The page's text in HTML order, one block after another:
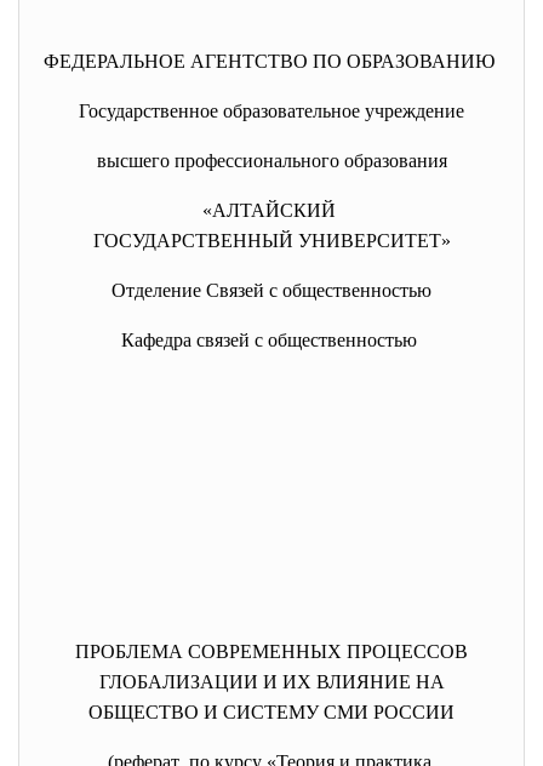
ФЕДЕРАЛЬНОЕ АГЕНТСТВО ПО ОБРАЗОВАНИЮ
Государственное образовательное учреждение
высшего профессионального образования
«АЛТАЙСКИЙ
ГОСУДАРСТВЕННЫЙ УНИВЕРСИТЕТ»
Отделение Связей с общественностью
Кафедра связей с общественностью
ПРОБЛЕМА СОВРЕМЕННЫХ ПРОЦЕССОВ
ГЛОБАЛИЗАЦИИ И ИХ ВЛИЯНИЕ НА
ОБЩЕСТВО И СИСТЕМУ СМИ РОССИИ
(реферат по курсу «Теория и практика